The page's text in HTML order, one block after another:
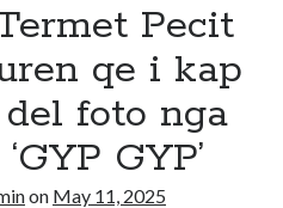
zbuloi! Pecit
qe i kap
foto nga
GYP’
on May 11, 2025